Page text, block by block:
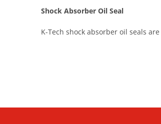
Shock Absorber Oil Seal
K-Tech shock absorber oil seals